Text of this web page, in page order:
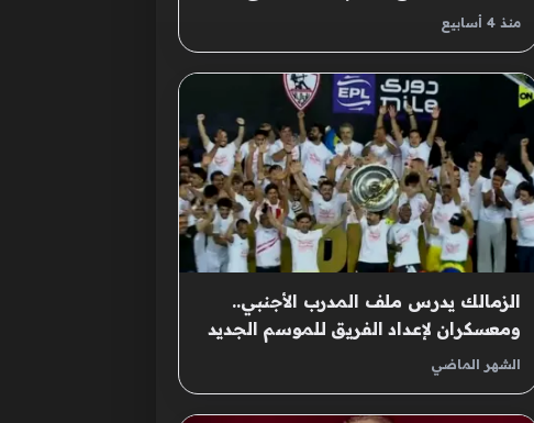
منذ 4 أسابيع
الزمالك يدرس ملف المدرب الأجنبي..
ومعسكران لإعداد الفريق للموسم الجديد
الشهر الماضي